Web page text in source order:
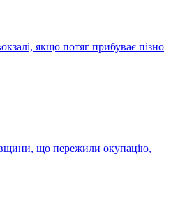
якщо потяг прибуває пізно
що пережили окупацію,